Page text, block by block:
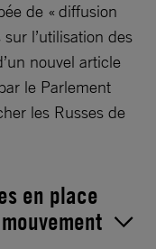
de « diffusion
l’utilisation des
nouvel article
le Parlement
les Russes de
en place